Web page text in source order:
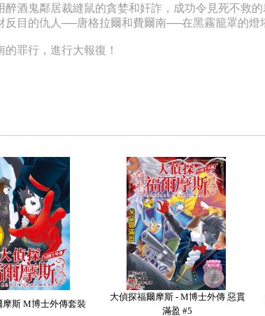
酒鬼鄰居裁縫鼠的貪婪和奸詐，成功令見死不救
目的仇人──唐格拉爾和費爾南──在黑霧籠罩的燈
罪行，進行大報復！
摩斯 M博士外傳套裝
大偵探福爾摩斯 - M博士外傳 惡貫
滿盈 #5